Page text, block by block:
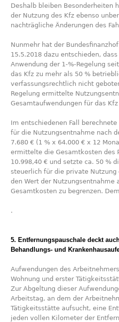
Deshalb bleiben Besonderheiten
der Nutzung des Kfz ebenso
nachträgliche Änderungen des
Nunmehr hat der
15.5.2018 dazu entschieden,
Anwendung der 1-%-Regelung
das Kfz zu mehr als 50 %
verfassungsrechtlich nicht
Regelung ermittelte
Gesamtaufwendungen für das
Im entschiedenen Fall
für die Nutzungsentnahme nach
7.680 € (1 % x 64.000 € x 12
ermittelte die Gesamtkosten des
10.998,40 € und setzte ca. 50 %
steuerlich für die private Nutzung
den Wert der Nutzungsentnahme
Gesamtkosten zu begrenzen.
.
5. Entfernungspauschale deckt
Behandlungs- und
Aufwendungen des
Wohnung und erster
Zur Abgeltung dieser
Arbeitstag, an dem der
Tätigkeitsstätte aufsucht, eine
jeden vollen Kilometer der